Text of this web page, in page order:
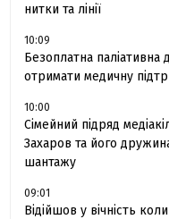
нитки та лінії
10:09
Безоплатна паліативна
отримати медичну
10:00
Сімейний підряд
Захаров та його
шантажу
09:01
Відійшов у вічність